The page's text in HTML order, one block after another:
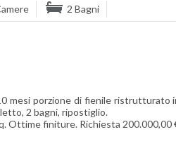
2 Bagni
mesi porzione di fienile ristrutturato
2 bagni, ripostiglio.
Ottime finiture. Richiesta 200.000,00